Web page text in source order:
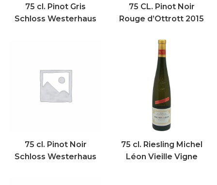
75 cl. Pinot Gris
Schloss Westerhaus
75 CL. Pinot Noir
Rouge d’Ottrott 2015
75 cl. Pinot Noir
Schloss Westerhaus
75 cl. Riesling Michel
Léon Vieille Vigne